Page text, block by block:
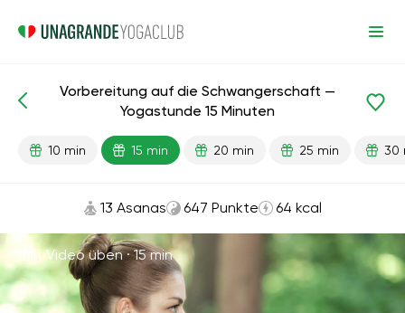
Fertige Lektionen Schwangerschaft
Vorbereitung auf die Schwangerschaft —
Yogastunde 15 Minuten
10 min 15 min 20 min 25 min 30
13 Asanas 647 Punkte 64 kcal
Mit Video üben ·15 min